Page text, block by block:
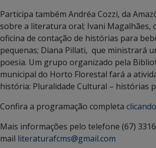
Participa também Andréa Cozzi, da
sobre a literatura oral; Ivani Magalhães,
oficina de contação de histórias para
pequenas; Diana Pillati, que ministrará
poesia. Um grupo organizado pela
municipal do Horto Florestal fará a
história: Pluralidade Cultural – histórias
Confira a programação completa
Mais informações pelo telefone (67)
mail literaturafcms@gmail.com